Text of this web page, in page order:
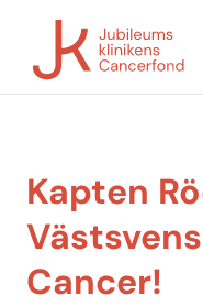
Kapten
Cancer!